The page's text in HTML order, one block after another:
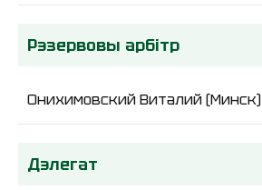
Рэзервовы арбітр
Онихимовский Виталий (Минск)
Дэлегат